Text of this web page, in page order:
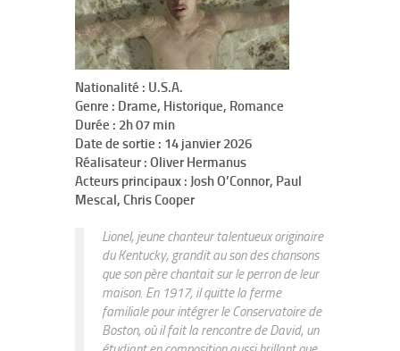
Nationalité : U.S.A.
Genre : Drame, Historique, Romance
Durée : 2h 07 min
Date de sortie : 14 janvier 2026
Réalisateur : Oliver Hermanus
Acteurs principaux : Josh O’Connor, Paul
Mescal, Chris Cooper
Lionel, jeune chanteur talentueux originaire
du Kentucky, grandit au son des chansons
que son père chantait sur le perron de leur
maison. En 1917, il quitte la ferme
familiale pour intégrer le Conservatoire de
Boston, où il fait la rencontre de David, un